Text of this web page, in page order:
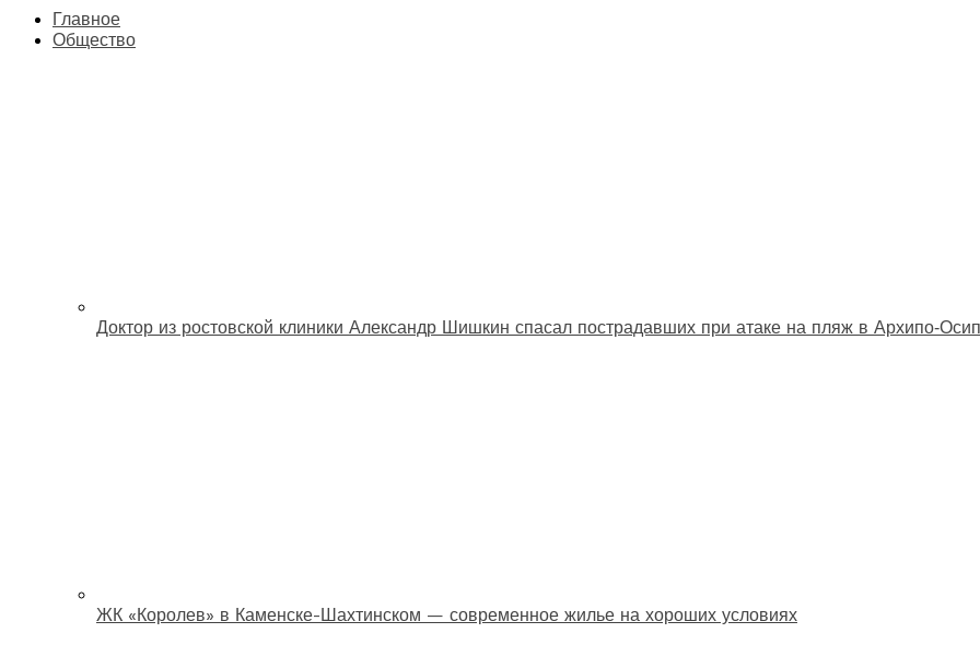
Главное
Общество
Доктор из ростовской клиники Александр Шишкин спасал пострадавших при атаке на пляж в
ЖК «Королев» в Каменске-Шахтинском — современное жилье на хороших условиях